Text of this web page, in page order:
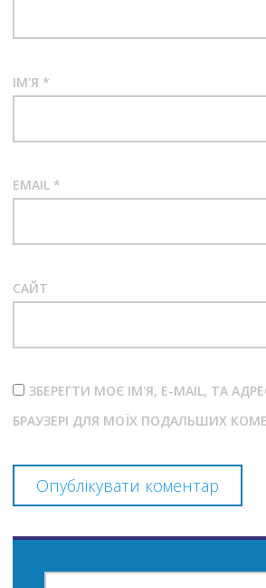
ІМ'Я *
EMAIL *
САЙТ
ЗБЕРЕГТИ МОЄ ІМ'Я, E-MAIL, ТА
БРАУЗЕРІ ДЛЯ МОЇХ ПОДАЛЬШИХ